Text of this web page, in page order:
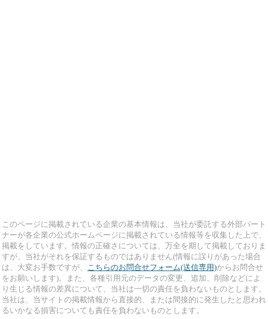
このページに掲載されている企業の基本情報は、当社が委託する外部パート
ナーが各企業の公式ホームページに掲載されている情報等を収集した上で、
掲載をしています。情報の正確さについては、万全を期して掲載しておりま
すが、当社がそれを保証するものではありません(情報に誤りがあった場合
は、大変お手数ですが、
こちらのお問合せフォーム(送信専用)からお問合せ
をお願いします)。また、各種引用元のデータの変更、追加、削除などによ
り生じる情報の差異について、当社は一切の責任を負わないものとします。
当社は、当サイトの掲載情報から直接的、または間接的に発生したと思われ
るいかなる損害についても責任を負わないものとします。